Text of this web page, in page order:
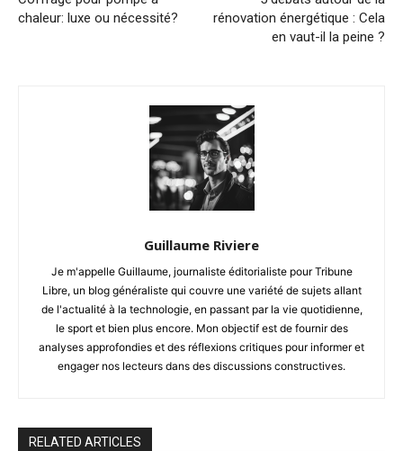
chaleur: luxe ou nécessité?
rénovation énergétique : Cela
en vaut-il la peine ?
Guillaume Riviere
Je m'appelle Guillaume, journaliste éditorialiste pour Tribune
Libre, un blog généraliste qui couvre une variété de sujets allant
de l'actualité à la technologie, en passant par la vie quotidienne,
le sport et bien plus encore. Mon objectif est de fournir des
analyses approfondies et des réflexions critiques pour informer et
engager nos lecteurs dans des discussions constructives.
RELATED ARTICLES